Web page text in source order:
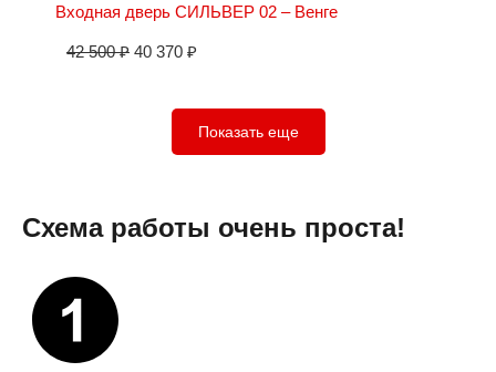
Входная дверь СИЛЬВЕР 02 – Венге
42 500₽ 40 370 ₽
Показать еще
Схема работы очень проста!